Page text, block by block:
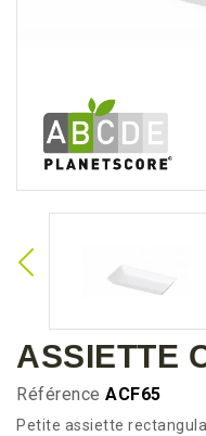
ASSIETTE
Référence ACF65
Petite assiette